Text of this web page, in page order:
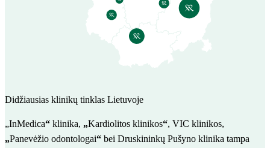
Didžiausias klinikų tinklas Lietuvoje
„InMedica“ klinika, „Kardiolitos klinikos“, VIC klinikos,
„Panevėžio odontologai“ bei Druskininkų Pušyno klinika tampa